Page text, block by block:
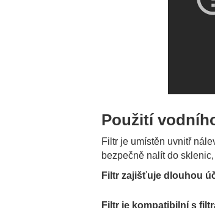
Použití
Filtr je umístěn uvnitř
bezpečně nalít do
Filtr zajišťuje dlouhou
Filtr je kompatibilní s